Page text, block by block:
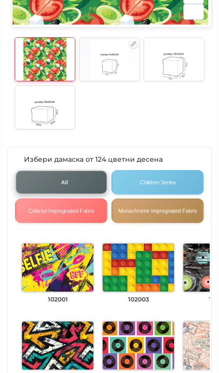
Избери дамаска от 124 цветни десена
All Children Series
Colored Impregnated Fabric Monochrome Impregnated Fabric
102001 102003